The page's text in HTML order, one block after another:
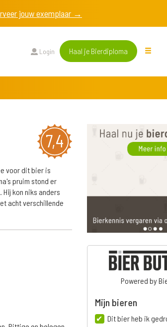
jouw exemplaar →
Login Haal je Bierdiploma
7,4
voor dit bier is
pruim stond er
kon niks anders
acht verschillende
Powered by
Mijn bieren
Dit bier heb ik